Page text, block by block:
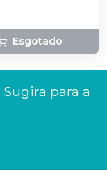
Esgotado
Sugira para a